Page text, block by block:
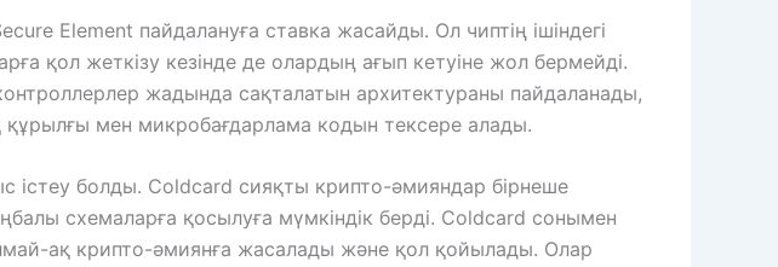
Element пайдалануға ставка жасайды. Ол чиптің ішіндегі
қол жеткізу кезінде де олардың ағып кетуіне жол бермейді.
жадында сақталатын архитектураны пайдаланады,
құрылғы мен микробағдарлама кодын тексере алады.
істеу болды. Coldcard сияқты крипто-әмияндар бірнеше
схемаларға қосылуға мүмкіндік берді. Coldcard сонымен
ақ крипто-әмиянға жасалады және қол қойылады. Олар